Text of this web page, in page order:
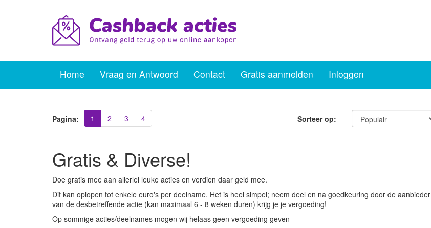
Home Vraag en Antwoord Contact Gratis aanmelden Inloggen
Pagina: 1 2 3 4 Sorteer op:
Gratis & Diverse!
Doe gratis mee aan allerlei leuke acties en verdien daar geld mee.
Dit kan oplopen tot enkele euro's per deelname. Het is heel simpel; neem deel en na goedkeuring door de aanbieder
van de desbetreffende actie (kan maximaal 6 - 8 weken duren) krijg je je vergoeding!
Op sommige acties/deelnames mogen wij helaas geen vergoeding geven